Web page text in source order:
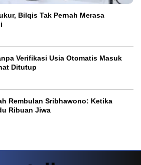
Bilqis Tak Pernah Merasa
Verifikasi Usia Otomatis Masuk
Ditutup
Rembulan Sribhawono: Ketika
Ribuan Jiwa